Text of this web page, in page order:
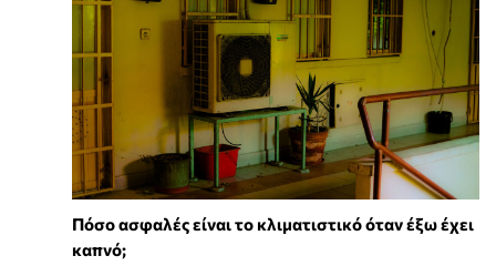
Πόσο ασφαλές είναι το κλιματιστικό όταν έξω έχει
καπνό;